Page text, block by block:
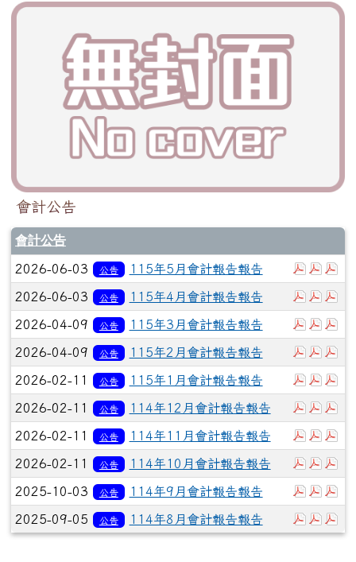
會計公告
會計公告
下載：
下載
2026-06-03 公告 115年5月會計報告報告
下載：
下載
2026-06-03 公告 115年4月會計報告報告
下載：
下載
2026-04-09 公告 115年3月會計報告報告
下載：
下載
2026-04-09 公告 115年2月會計報告報告
下載：
下載
2026-02-11 公告 115年1月會計報告報告
下載：
下載
2026-02-11 公告 114年12月會計報告報告
下載：
下載
2026-02-11 公告 114年11月會計報告報告
下載：
下載
2026-02-11 公告 114年10月會計報告報告
下載：
下載
2025-10-03 公告 114年9月會計報告報告
下載：
下載
2025-09-05 公告 114年8月會計報告報告